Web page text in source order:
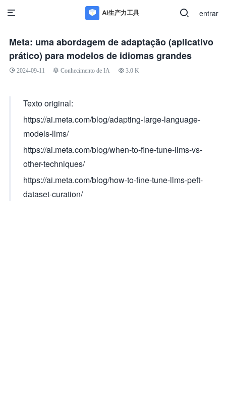
entrar
Meta: uma abordagem de adaptação (aplicativo
prático) para modelos de idiomas grandes
2024-09-11 Conhecimento de IA 3.0 K
Texto original:
https://ai.meta.com/blog/adapting-large-language-
models-llms/
https://ai.meta.com/blog/when-to-fine-tune-llms-vs-
other-techniques/
https://ai.meta.com/blog/how-to-fine-tune-llms-peft-
dataset-curation/